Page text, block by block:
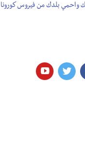
واحمي بلدك من فيروس كورونا